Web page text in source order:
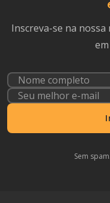
Inscreva-se na
Sem